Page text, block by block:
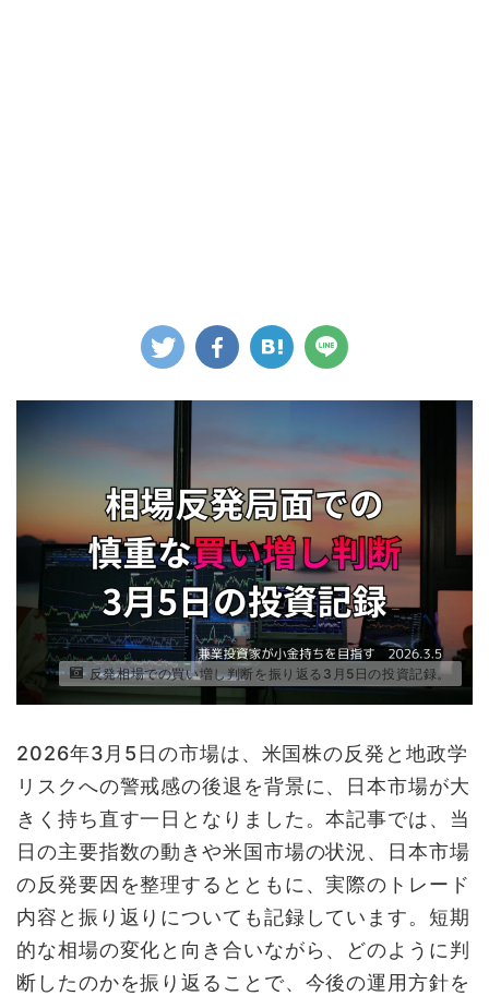
反発相場での買い増し判断を振り返る3月5日の投資記録。
2026年3月5日の市場は、米国株の反発と地政学
リスクへの警戒感の後退を背景に、日本市場が大
きく持ち直す一日となりました。本記事では、当
日の主要指数の動きや米国市場の状況、日本市場
の反発要因を整理するとともに、実際のトレード
内容と振り返りについても記録しています。短期
的な相場の変化と向き合いながら、どのように判
断したのかを振り返ることで、今後の運用方針を